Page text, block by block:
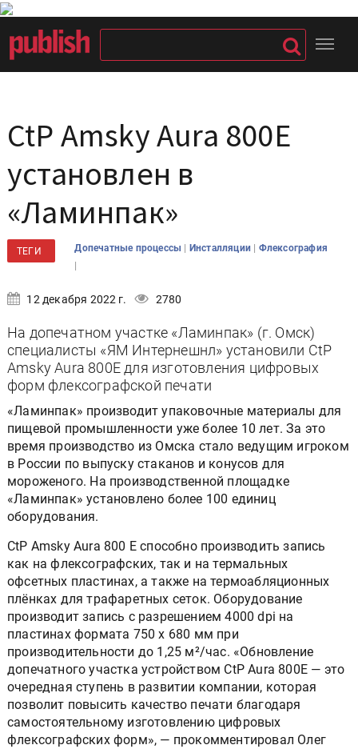
CtP Amsky Aura 800E
установлен в
«Ламинпак»
ТЕГИ Допечатные процессы | Инсталляции | Флексография
|
12 декабря 2022 г. 2780
На допечатном участке «Ламинпак» (г. Омск)
специалисты «ЯМ Интернешнл» установили CtP
Amsky Aura 800E для изготовления цифровых
форм флексографской печати
«Ламинпак» производит упаковочные материалы для
пищевой промышленности уже более 10 лет. За это
время производство из Омска стало ведущим игроком
в России по выпуску стаканов и конусов для
мороженого. На производственной площадке
«Ламинпак» установлено более 100 единиц
оборудования.
CtP Amsky Aura 800 E способно производить запись
как на флексографских, так и на термальных
офсетных пластинах, а также на термоабляционных
плёнках для трафаретных сеток. Оборудование
производит запись с разрешением 4000 dpi на
пластинах формата 750 х 680 мм при
производительности до 1,25 м²/час. «Обновление
допечатного участка устройством СtР Aura 800E — это
очередная ступень в развитии компании, которая
позволит повысить качество печати благодаря
самостоятельному изготовлению цифровых
флексографских форм», — прокомментировал Олег